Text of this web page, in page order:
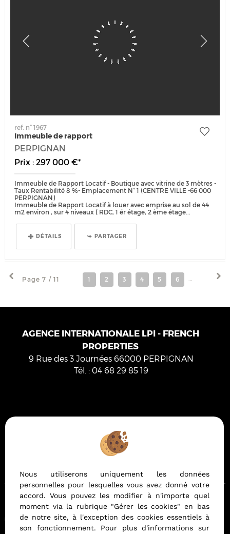
ref. n° 1967
Immeuble de rapport
PERPIGNAN
Prix : 297 000 €*
Immeuble de Rapport Locatif - Boutique avec vitrine de 3 mètres -
Taux Rentabilité 8 %- Emplacement N° 1 (CENTRE VILLE -66 000
PERPIGNAN)
Immeuble de Rapport Locatif à louer avec emprise au sol de 44
m2 environ , sur 4 niveaux ( RDC, 1 ér étage, 2 ème étage...
DÉTAILS PARTAGER
Page 7 / 11 1 2 3 4 5 6
AGENCE INTERNATIONALE LPI - FRENCH
PROPERTIES
9 Rue des 3 Journées 66000 PERPIGNAN
Tél. : 04 68 29 85 19
Politique de protection des données
Gérer les cookies
Notre barème d'honoraires
Afin de vous offrir un confort de lecture permanent, depuis
votre PC, votre tablette ou votre smartphone, notre site
Nous utiliserons uniquement les données
personnelles pour lesquelles vous avez donné votre
accord. Vous pouvez les modifier à n'importe quel
moment via la rubrique "Gérer les cookies" en bas
de notre site, à l'exception des cookies essentiels à
son fonctionnement. Pour plus d'informations sur